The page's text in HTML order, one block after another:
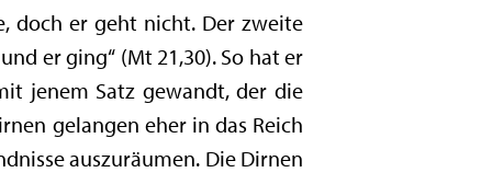
doch er geht nicht. Der zweite
er ging“ (Mt 21,30). So hat er
jenem Satz gewandt, der die
gelangen eher in das Reich
auszuräumen. Die Dirnen